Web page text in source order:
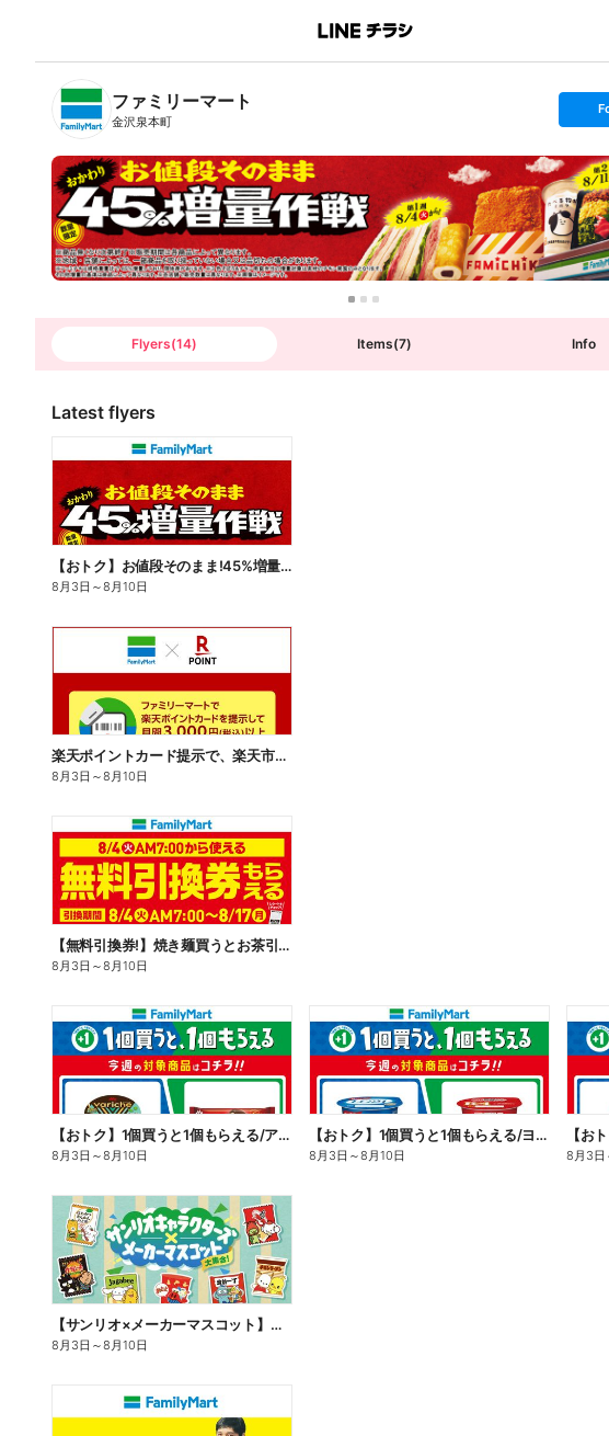
B
n
T
ファミリーマート
金沢泉本町
s
t
o
l
l
o
w
Flyers(14) Items(7) Info
Latest flyers
【おトク】お値段そのまま!45%増量作戦!
8月3日 ～8月10日
楽天ポイントカード提示で、楽天市場でのお買い物がおトクに!
8月3日 ～8月10日
【無料引換券!】焼き麺買うとお茶引換券貰える!
8月3日 ～8月10日
【おトク】1個買うと1個もらえる/アイス
8月3日 ～8月10日
【おトク】1個買うと1個もらえる/ヨーグルト
8月3日 ～8月10日
【お
8月3日
【サンリオ×メーカーマスコット】オリジナルグッズ貰える!
8月3日 ～8月10日